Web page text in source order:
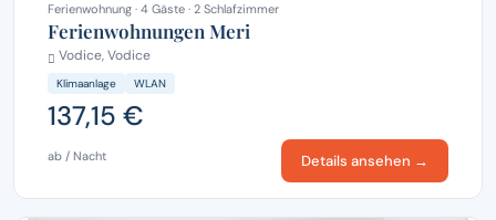
Ferienwohnung · 4 Gäste · 2 Schlafzimmer
Ferienwohnungen Meri
Vodice, Vodice
Klimaanlage WLAN
137,15 €
ab / Nacht Details ansehen →